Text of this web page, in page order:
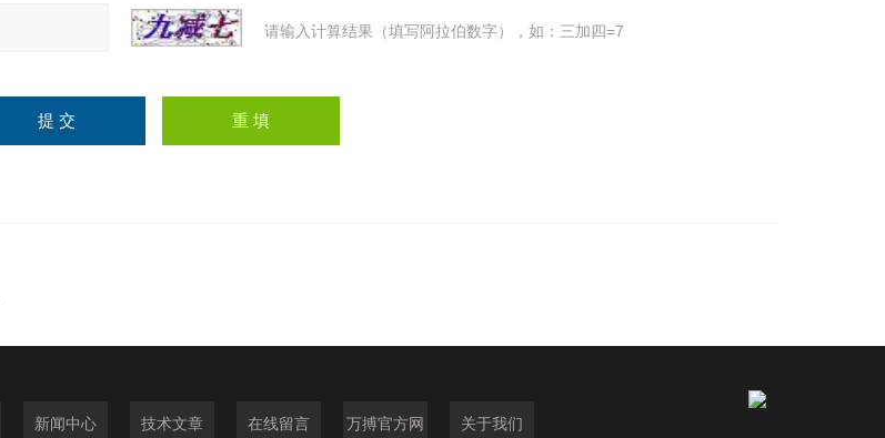
请输入计算结果（填写阿拉伯数字），如：三加四=7
新闻中心 技术文章 在线留言 万搏官方网 关于我们